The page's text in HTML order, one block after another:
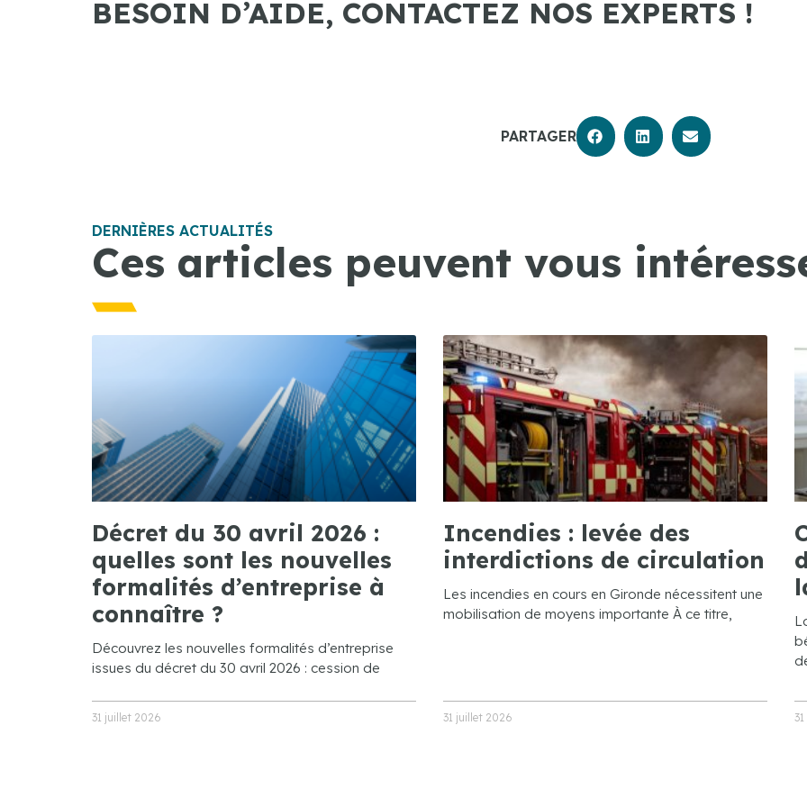
BESOIN D’AIDE, CONTACTEZ NOS EXPERTS !
PARTAGER
DERNIÈRES ACTUALITÉS
Ces articles peuvent vous
Décret du 30 avril 2026 :
quelles sont les nouvelles
formalités d’entreprise à
connaître ?
Découvrez les nouvelles formalités d’entreprise
issues du décret du 30 avril 2026 : cession de
31 juillet 2026
Incendies : levée des
interdictions de circulation
Les incendies en cours en Gironde nécessitent une
mobilisation de moyens importante À ce titre,
31 juillet 2026